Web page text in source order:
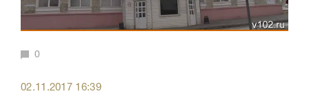
0
02.11.2017 16:39